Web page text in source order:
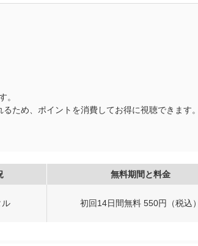
。
ため、ポイントを消費してお得に視聴できます
無料期間と料金
ル 初回14日間無料 550円（税込